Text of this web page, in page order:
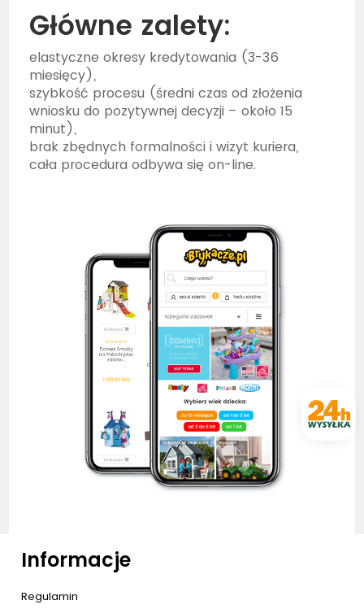
Główne zalety:
elastyczne okresy kredytowania (3-36
miesięcy),
szybkość procesu (średni czas od złożenia
wniosku do pozytywnej decyzji – około 15
minut),
brak zbędnych formalności i wizyt kuriera,
cała procedura odbywa się on-line.
Informacje
Regulamin